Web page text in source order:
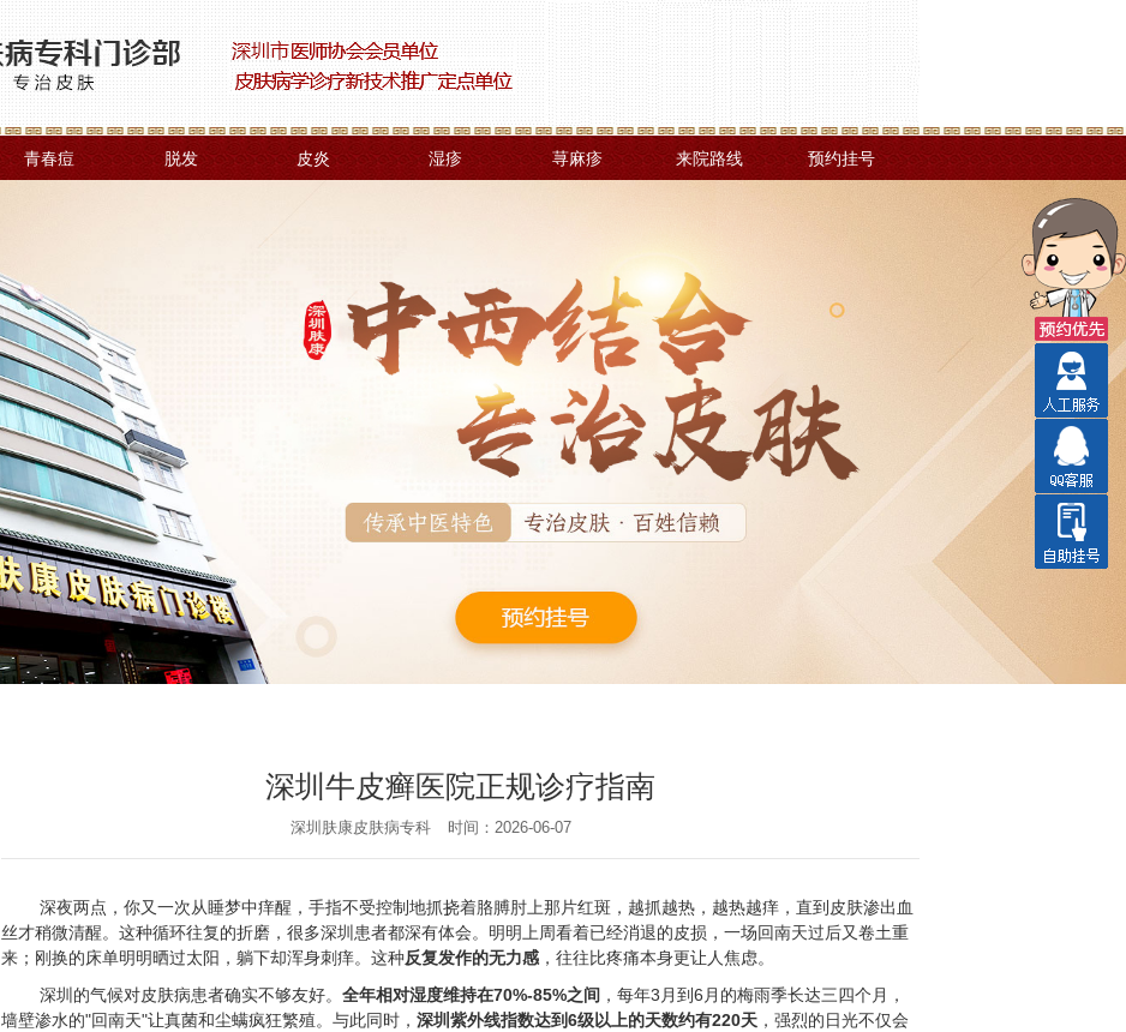
青春痘 脱发 皮炎 湿疹 荨麻疹 来院路线 预约挂号
深圳牛皮癣医院正规诊疗指南
深圳肤康皮肤病专科 时间：2026-06-07
深夜两点，你又一次从睡梦中痒醒，手指不受控制地抓挠着胳膊肘上那片红斑，越抓越热，越热越痒，直到皮肤渗出血
丝才稍微清醒。这种循环往复的折磨，很多深圳患者都深有体会。明明上周看着已经消退的皮损，一场回南天过后又卷土重
来；刚换的床单明明晒过太阳，躺下却浑身刺痒。这种反复发作的无力感 ，往往比疼痛本身更让人焦虑。
深圳的气候对皮肤病患者确实不够友好。 全年相对湿度维持在70%-85%之间 ，每年3月到6月的梅雨季长达三四个月，
墙壁渗水的"回南天"让真菌和尘螨疯狂繁殖。与此同时， 深圳紫外线指数达到6级以上的天数约有220天 ，强烈的日光不仅会